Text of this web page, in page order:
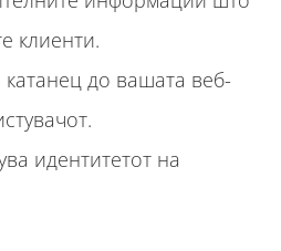
клиенти.
катанец до вашата веб-
идентитетот на